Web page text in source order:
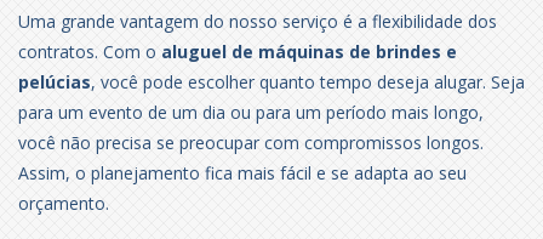
Uma grande vantagem do nosso serviço é a flexibilidade dos
contratos. Com o aluguel de máquinas de brindes e
pelúcias, você pode escolher quanto tempo deseja alugar. Seja
para um evento de um dia ou para um período mais longo,
você não precisa se preocupar com compromissos longos.
Assim, o planejamento fica mais fácil e se adapta ao seu
orçamento.